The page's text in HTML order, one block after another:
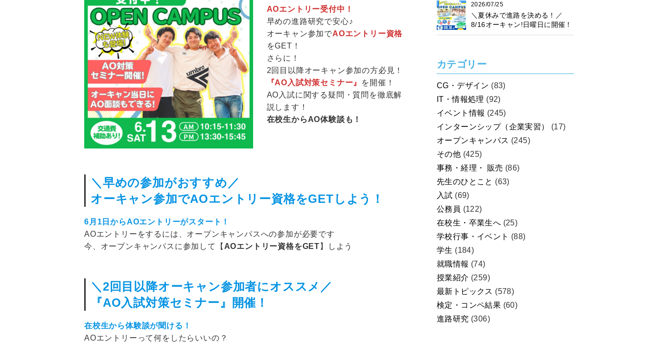
AOエントリー受付中！
早めの進路研究で安心♪
オーキャン参加でAOエントリー資格
をGET！
さらに！
2回目以降オーキャン参加の方必見！
『AO入試対策セミナー』
を開催！
AO入試に関する疑問・質問を徹底解
説します！
在校生からAO体験談も！
＼早めの参加がおすすめ／
オーキャン参加でAOエントリー資格をGETしよう！
6月1日からAOエントリーがスタート！
AOエントリーをするには、オープンキャンパスへの参加が必要です
今、オープンキャンパスに参加して【 AOエントリー資格をGET 】しよう
＼2回目以降オーキャン参加者にオススメ／
『AO入試対策セミナー』開催！
在校生から体験談が聞ける！
AOエントリーって何をしたらいいの？
2026/07/25
＼夏休みで進路を決める！／
8/16オーキャン!日曜日に開催！
プレゼント抽選会も♪楽しく進路
カテゴリー
CG・デザイン (83)
IT・情報処理 (92)
イベント情報 (245)
インターンシップ（企業実習）
(17)
オープンキャンパス (245)
その他 (425)
事務・経理・ 販売 (86)
先生のひとこと (63)
入試 (69)
公務員 (122)
在校生・卒業生へ (25)
学校行事・イベント (88)
学生 (184)
就職情報 (74)
授業紹介 (259)
最新トピックス (578)
検定・コンペ結果 (60)
進路研究 (306)